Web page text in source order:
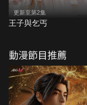
更新至第2集
王子與乞丐
動漫節目推薦